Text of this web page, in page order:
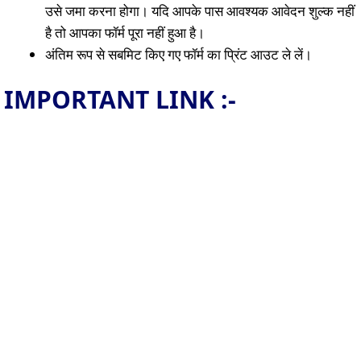
उसे जमा करना होगा। यदि आपके पास आवश्यक आवेदन शुल्क नहीं
है तो आपका फॉर्म पूरा नहीं हुआ है।
अंतिम रूप से सबमिट किए गए फॉर्म का प्रिंट आउट ले लें।
IMPORTANT LINK :-